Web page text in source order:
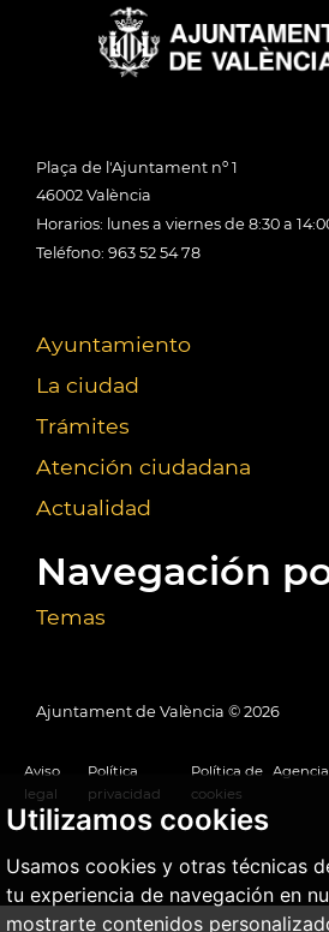
Utilizamos cookies
Usamos cookies y otras técnicas
tu experiencia de navegación en
mostrarte contenidos
Plaça de l'Ajuntament nº 1
46002 València
Horarios: lunes a viernes de 8:30 a
Teléfono: 963 52 54 78
Ayuntamiento
La ciudad
Trámites
Atención ciudadana
Actualidad
Navegación
Temas
Ajuntament de València © 2026
Aviso
legal
Política
privacidad
Política de
cookies